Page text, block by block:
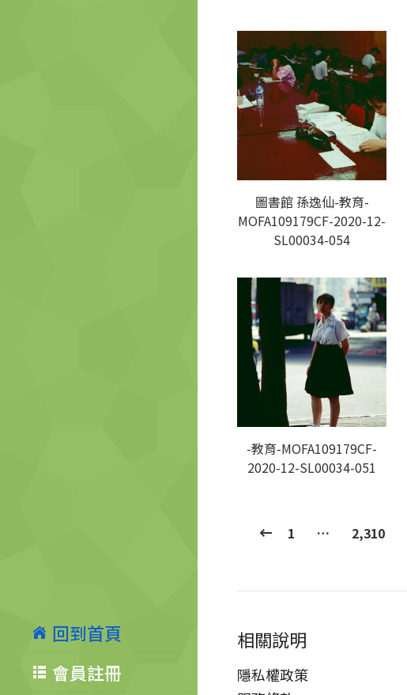
回到首頁
會員註冊
圖書館 孫逸仙-教育-
MOFA109179CF-2020-12-
SL00034-054
-教育-MOFA109179CF-
2020-12-SL00034-051
1 … 2,310
相關說明
隱私權政策